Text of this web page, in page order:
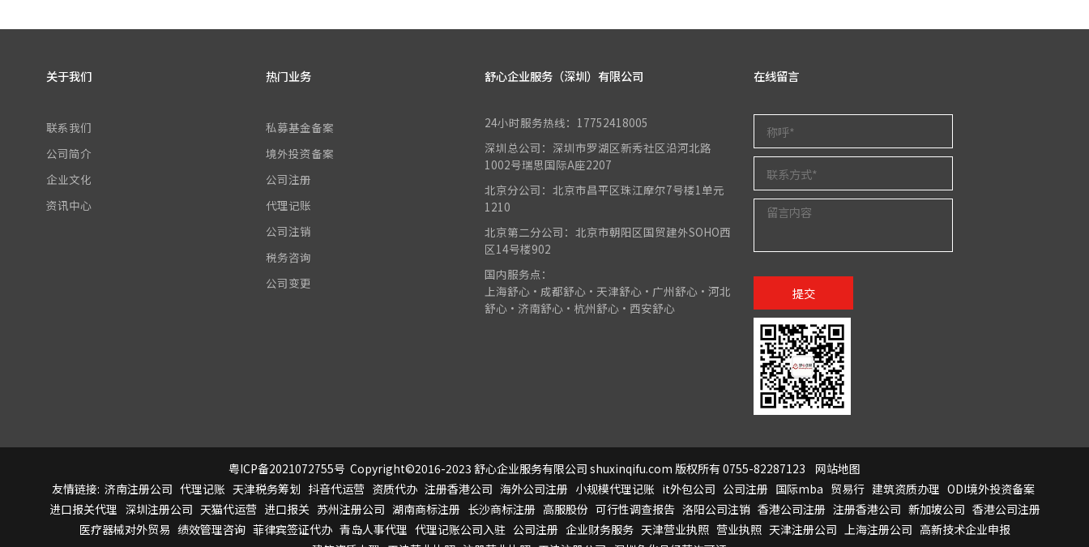
关于我们
联系我们
公司简介
企业文化
资讯中心
热门业务
私募基金备案
境外投资备案
公司注册
代理记账
公司注销
税务咨询
公司变更
舒心企业服务（深圳）有限公司
24小时服务热线：17752418005
深圳总公司：深圳市罗湖区新秀社区沿河北路
1002号瑞思国际A座2207
北京分公司：北京市昌平区珠江摩尔7号楼1单元
1210
北京第二分公司：北京市朝阳区国贸建外SOHO西
区14号楼902
国内服务点：
上海舒心•成都舒心•天津舒心•广州舒心•河北
舒心•济南舒心•杭州舒心•西安舒心
在线留言
提交
粤ICP备2021072755号 Copyright©2016-2023 舒心企业服务有限公司 shuxinqifu.com 版权所有 0755-82287123
网站地图
友情链接: 济南注册公司 代理记账 天津税务筹划 抖音代运营 资质代办 注册香港公司 海外公司注册 小规模代理记账 it外包公司 公司注册 国际mba 贸易行 建筑资质办理 ODI境外投资备案
进口报关代理 深圳注册公司 天猫代运营 进口报关 苏州注册公司 湖南商标注册 长沙商标注册 高服股份 可行性调查报告 洛阳公司注销 香港公司注册 注册香港公司 新加坡公司 香港公司注册
医疗器械对外贸易 绩效管理咨询 菲律宾签证代办 青岛人事代理 代理记账公司入驻 公司注册 企业财务服务 天津营业执照 营业执照 天津注册公司 上海注册公司 高新技术企业申报